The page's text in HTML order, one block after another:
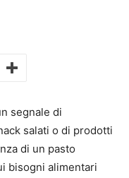
segnale di
salati o di prodotti
di un pasto
bisogni alimentari